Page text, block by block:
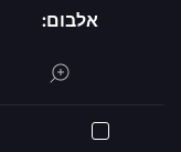
אלבום: